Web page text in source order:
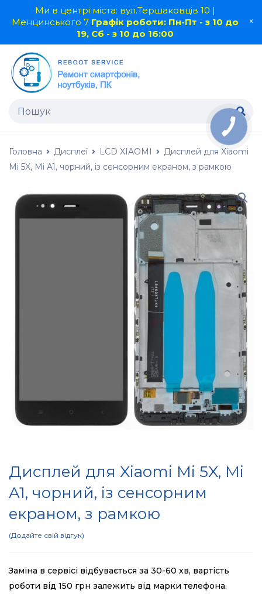
Ми в центрі міста: вул.Тершаковців 10 |
Менцинського 7 Графік роботи: Пн-Пт - з 10 до
19, Сб - з 10 до 16:00
Головна Дисплеї LCD XIAOMI
Дисплей для Xiaomi
Mi 5X, Mi A1, чорний, із сенсорним екраном, з рамкою
Дисплей для Xiaomi Mi 5X, Mi
A1, чорний, із сенсорним
екраном, з рамкою
Додайте свій відгук
Заміна в сервісі відбувається за 30-60 хв, вартість
роботи від 150 грн залежить від марки телефона.